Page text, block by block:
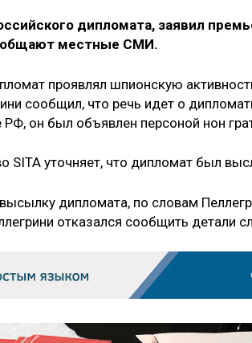
дипломата, заявил
местные СМИ.
проявлял шпионскую
сообщил, что речь идет о
РФ, он был объявлен персоной нон
SITA уточняет, что дипломат был
дипломата, по словам
отказался сообщить детали